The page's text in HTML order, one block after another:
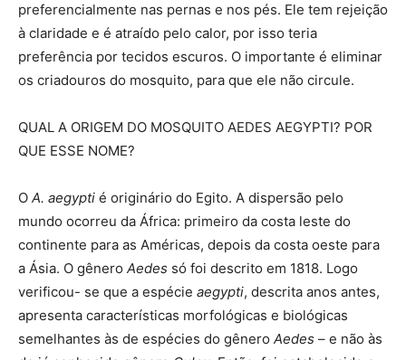
preferencialmente nas pernas e nos pés. Ele tem rejeição
à claridade e é atraído pelo calor, por isso teria
preferência por tecidos escuros. O importante é eliminar
os criadouros do mosquito, para que ele não circule.
QUAL A ORIGEM DO MOSQUITO AEDES AEGYPTI? POR
QUE ESSE NOME?
O A. aegypti é originário do Egito. A dispersão pelo
mundo ocorreu da África: primeiro da costa leste do
continente para as Américas, depois da costa oeste para
a Ásia. O gênero Aedes só foi descrito em 1818. Logo
verificou- se que a espécie aegypti, descrita anos antes,
apresenta características morfológicas e biológicas
semelhantes às de espécies do gênero Aedes – e não às